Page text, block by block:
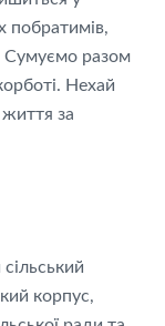
побратимів,
Сумуємо разом
Нехай
за
корпус,